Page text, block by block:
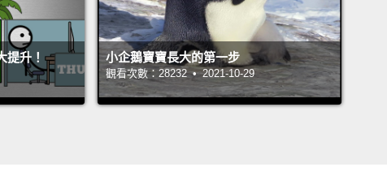
提升！ 小企鵝寶寶長大的第一步
觀看次數：28232 • 2021-10-29